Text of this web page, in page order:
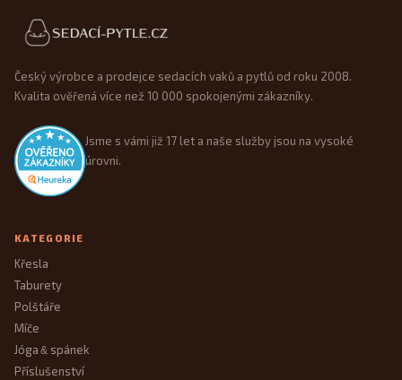
Patička webu
Český výrobce a prodejce sedacích vaků a pytlů od roku 2008.
Kvalita ověřená více než 10 000 spokojenými zákazníky.
Jsme s vámi již 17 let a naše služby jsou na vysoké
úrovni.
KATEGORIE
Křesla
Taburety
Polštáře
Míče
Jóga&spánek
Příslušenství